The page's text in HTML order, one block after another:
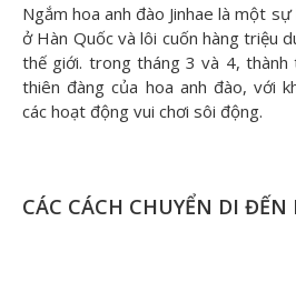
Ngắm hoa anh đào Jinhae là một
ở Hàn Quốc và lôi cuốn hàng triệu
thế giới. trong tháng 3 và 4, thành
thiên đàng của hoa anh đào, với
các hoạt động vui chơi sôi động.
CÁC CÁCH CHUYỂN DI ĐẾN